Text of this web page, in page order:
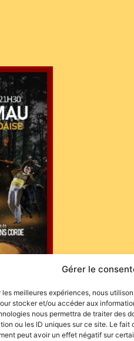
Gérer le
les meilleures expériences, nous
stocker et/ou accéder aux
nous permettra de traiter des
ou les ID uniques sur ce site. Le fait
peut avoir un effet négatif sur